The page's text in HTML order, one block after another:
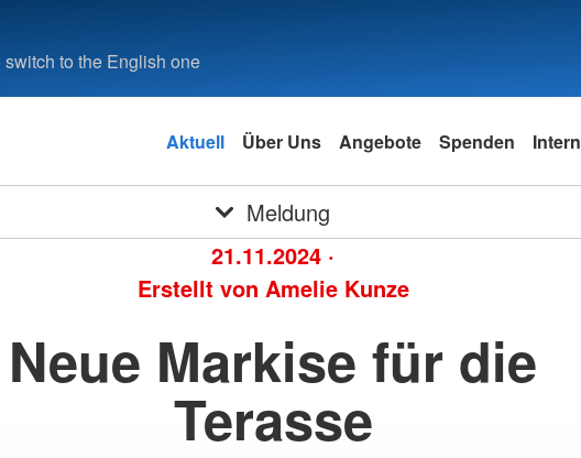
to the English one
Aktuell Über Uns Angebote Spenden Intern
Meldung
21.11.2024 ·
Erstellt von Amelie Kunze
Neue Markise für die
Terasse